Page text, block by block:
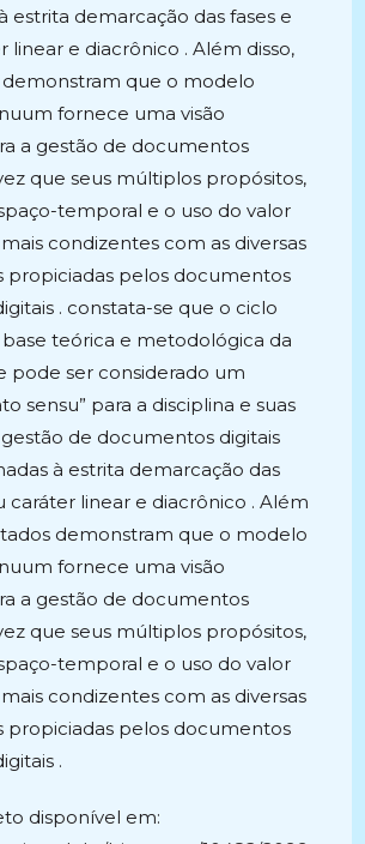
estrita demarcação das fases e
linear e diacrônico . Além disso,
demonstram que o modelo
fornece uma visão
a gestão de documentos
que seus múltiplos propósitos,
temporal e o uso do valor
condizentes com as diversas
propiciadas pelos documentos
. constata-se que o ciclo
teórica e metodológica da
pode ser considerado um
sensu” para a disciplina e suas
de documentos digitais
à estrita demarcação das
caráter linear e diacrônico . Além
demonstram que o modelo
fornece uma visão
a gestão de documentos
que seus múltiplos propósitos,
temporal e o uso do valor
condizentes com as diversas
propiciadas pelos documentos
.
disponível em: